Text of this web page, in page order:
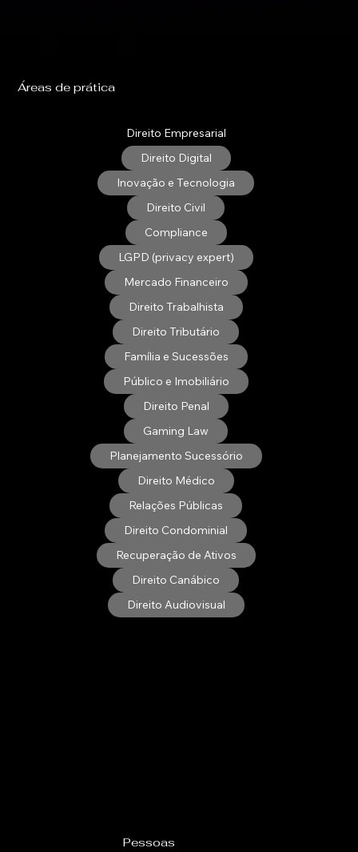
Áreas de prática
Direito Empresarial
Direito Digital
Inovação e Tecnologia
Direito Civil
Compliance
LGPD (privacy expert)
Mercado Financeiro
Direito Trabalhista
Direito Tributário
Família e Sucessões
Público e Imobiliário
Direito Penal
Gaming Law
Planejamento Sucessório
Direito Médico
Relações Públicas
Direito Condominial
Recuperação de Ativos
Direito Canábico
Direito Audiovisual
Pessoas